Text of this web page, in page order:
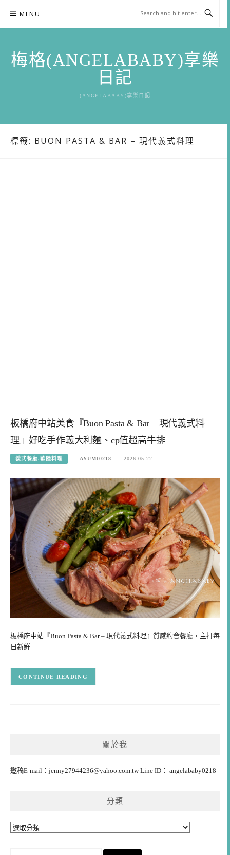
content
MENU
梅格(ANGELABABY)享樂
日記
(ANGELABABY)享樂日記
標籤: BUON PASTA & BAR – 現代義式料理
板橋府中站美食『Buon Pasta & Bar – 現代義式料
理』好吃手作義大利麵、cp值超高牛排
義式餐廳.歐陸料理 AYUMI0218 2026-05-22
板橋府中站『Buon Pasta & Bar – 現代義式料理』質感約會餐廳，主打每
日新鮮…
CONTINUE READING
關於我
邀稿E-mail： jenny27944236@yahoo.com.twLine ID： angelababy0218
分類
分